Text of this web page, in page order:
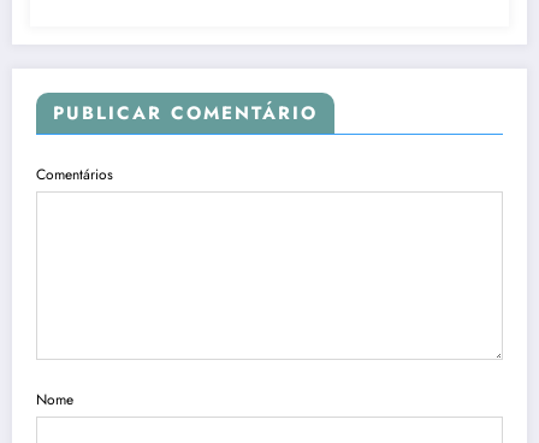
PUBLICAR COMENTÁRIO
Comentários
Nome